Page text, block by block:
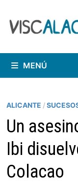
contenido
MENÚ
ALICANTE /
Un
Ibi
Colacao